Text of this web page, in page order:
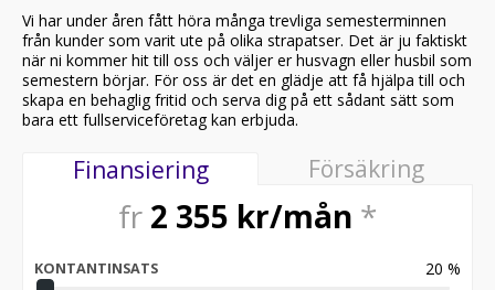
Vi har under åren fått höra många trevliga semesterminnen
från kunder som varit ute på olika strapatser. Det är ju faktiskt
när ni kommer hit till oss och väljer er husvagn eller husbil som
semestern börjar. För oss är det en glädje att få hjälpa till och
skapa en behaglig fritid och serva dig på ett sådant sätt som
bara ett fullserviceföretag kan erbjuda.
Finansiering Försäkring
fr 2 355 kr/mån *
KONTANTINSATS 20 %